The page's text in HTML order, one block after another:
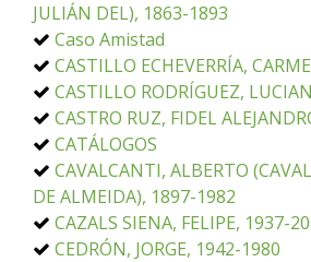
JULIÁN DEL), 1863-1893
Caso Amistad
CASTILLO ECHEVERRÍA,
CASTILLO RODRÍGUEZ,
CASTRO RUZ, FIDEL
CATÁLOGOS
CAVALCANTI, ALBERTO
DE ALMEIDA), 1897-1982
CAZALS SIENA, FELIPE, 1937-
CEDRÓN, JORGE, 1942-1980